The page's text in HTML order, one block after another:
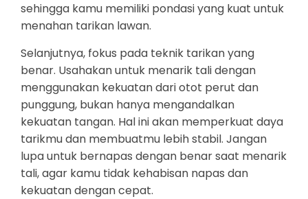
sehingga kamu memiliki pondasi yang kuat untuk
menahan tarikan lawan.
Selanjutnya, fokus pada teknik tarikan yang
benar. Usahakan untuk menarik tali dengan
menggunakan kekuatan dari otot perut dan
punggung, bukan hanya mengandalkan
kekuatan tangan. Hal ini akan memperkuat daya
tarikmu dan membuatmu lebih stabil. Jangan
lupa untuk bernapas dengan benar saat menarik
tali, agar kamu tidak kehabisan napas dan
kekuatan dengan cepat.